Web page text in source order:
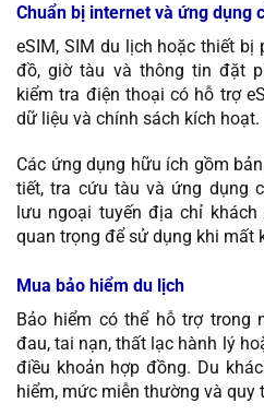
Chuẩn bị internet và ứng dụng
eSIM, SIM du lịch hoặc thiết bị
đồ, giờ tàu và thông tin đặt
kiểm tra điện thoại có hỗ trợ
dữ liệu và chính sách kích hoạt.
Các ứng dụng hữu ích gồm
tiết, tra cứu tàu và ứng dụng
lưu ngoại tuyến địa chỉ
quan trọng để sử dụng khi mất
Mua bảo hiểm du lịch
Bảo hiểm có thể hỗ trợ trong
đau, tai nạn, thất lạc hành lý
điều khoản hợp đồng. Du
hiểm, mức miễn thường và quy